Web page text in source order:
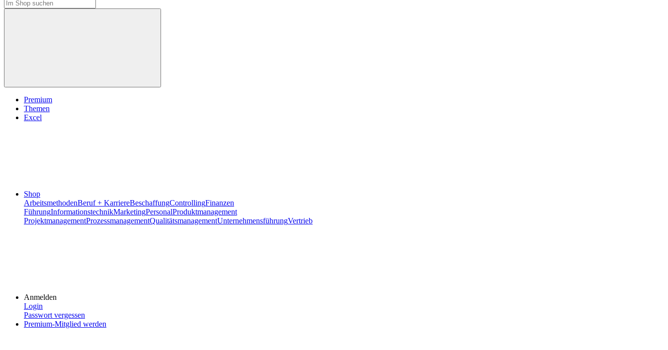
Premium
Themen
Excel
Shop
ArbeitsmethodenBeruf + KarriereBeschaffungControllingFinanzen
FührungInformationstechnikMarketingPersonalProduktmanagement
ProjektmanagementProzessmanagementQualitätsmanagementUnternehmensführungVertrieb
Anmelden
Login
Passwort vergessen
Premium-Mitglied werden